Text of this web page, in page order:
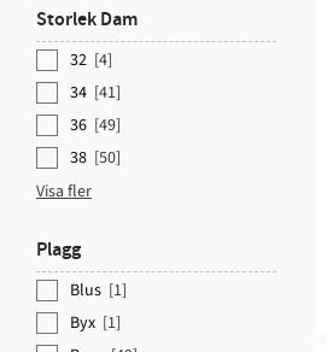
Storlek Dam
32 4
34 41
36 49
38 50
Visa fler
Plagg
Blus 1
Byx 1